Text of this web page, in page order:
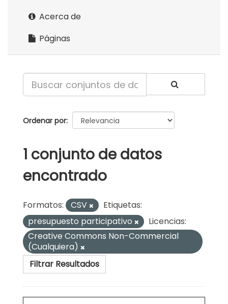
Acerca de
Páginas
Ordenar por
1 conjunto de datos
encontrado
Formatos: CSV
Etiquetas:
presupuesto participativo
Licencias:
Creative Commons Non-Commercial
(Cualquiera)
Filtrar Resultados